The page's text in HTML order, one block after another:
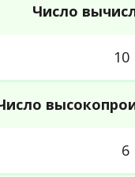
Число
10
6